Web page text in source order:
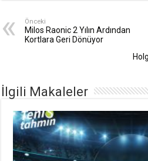
Önceki
Milos Raonic 2 Yılın Ardından
Kortlara Geri Dönüyor
İlgili Makaleler